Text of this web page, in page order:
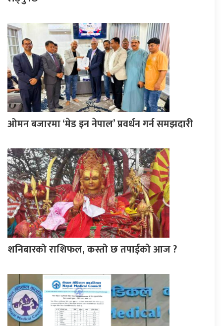
ओमन बजारमा ‘मेड इन नेपाल’ प्रवर्धन गर्न समझदारी
शनिबारको राशिफल, कस्तो छ तपाईको आज ?